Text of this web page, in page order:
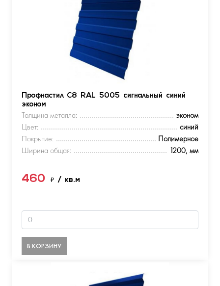
Профнастил С8 RAL 5005 сигнальный синий
эконом
Толщина металла:
эконом
Цвет:
синий
Покрытие:
Полимерное
Ширина общая:
1200, мм
460 ₽ / кв.м
В КОРЗИНУ